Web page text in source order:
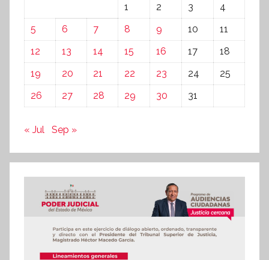
1
2 3
4
5
6 7 8 9 10
11
12
13 14 15 16 17
18
19
20 21 22 23 24
25
26
27 28 29 30 31
« Jul Sep »